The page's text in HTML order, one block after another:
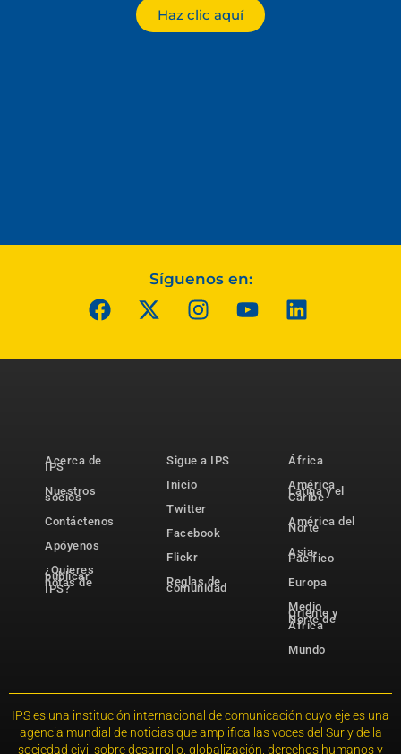
Haz clic aquí
Síguenos en:
Acerca de
IPS
Nuestros
socios
Contáctenos
Apóyenos
¿Quieres
publicar
notas de
IPS?
Sigue a IPS
Inicio
Twitter
Facebook
Flickr
Reglas de
comunidad
África
América
Latina y el
Caribe
América del
Norte
Asia-
Pacífico
Europa
Medio
Oriente y
Norte de
África
Mundo
IPS es una institución internacional de comunicación cuyo eje es una
agencia mundial de noticias que amplifica las voces del Sur y de la
sociedad civil sobre desarrollo, globalización, derechos humanos y